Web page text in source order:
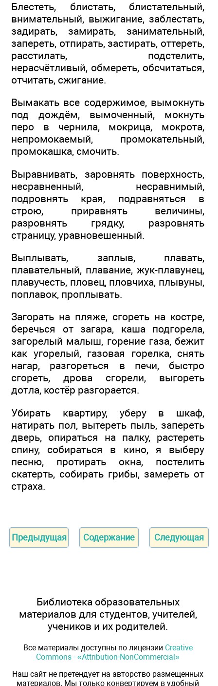
Блестеть, блистать, блистательный,
внимательный, выжигание, заблестать,
задирать, замирать, занимательный,
запереть, отпирать, застирать, оттереть,
расстилать, подстелить,
нерасчётливый, обмереть, обсчитаться,
отчитать, сжигание.
Вымакать все содержимое, вымокнуть
под дождём, вымоченный, мокнуть
перо в чернила, мокрица, мокрота,
непромокаемый, промокательный,
промокашка, смочить.
Выравнивать, заровнять поверхность,
несравненный, несравнимый,
подровнять края, подравняться в
строю, приравнять величины,
разровнять грядку, разровнять
страницу, уравновешенный.
Выплывать, заплыв, плавать,
плавательный, плавание, жук-плавунец,
плавучесть, пловец, пловчиха, плывуны,
поплавок, проплывать.
Загорать на пляже, сгореть на костре,
беречься от загара, каша подгорела,
загорелый малыш, горение газа, бежит
как угорелый, газовая горелка, снять
нагар, разгореться в печи, быстро
сгореть, дрова сгорели, выгореть
дотла, костёр разгорается.
Убирать квартиру, уберу в шкаф,
натирать пол, вытереть пыль, запереть
дверь, опираться на палку, растереть
спину, собираться в кино, я выберу
песню, протирать окна, постелить
скатерть, собирать грибы, замереть от
страха.
Предыдущая Содержание Следующая
Библиотека образовательных
материалов для студентов, учителей,
учеников и их родителей.
Все материалы доступны по лицензии Creative
Commons - «Attribution-NonCommercial»
Наш сайт не претендует на авторство размещенных
материалов. Мы только конвертируем в удобный